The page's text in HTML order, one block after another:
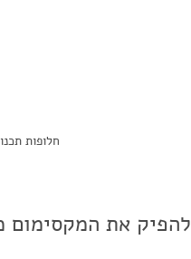
חלופות
להפיק את המקסימום